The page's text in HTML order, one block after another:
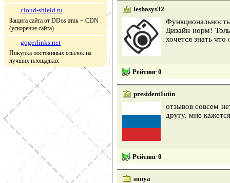
cloud-shield.ru
Защита сайта от DDos атак + CDN
(ускорение сайта)
gogetlinks.net
Покупка постоянных ссылок на
лучших площадках
leshasys32
Дизайн норм!
хочется знать
Рейтинг 0
president1utin
отзывов совсем
другу. мне
Рейтинг 0
sonya